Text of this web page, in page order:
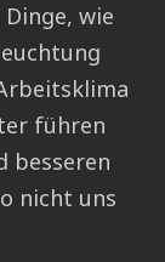
wie
führen
besseren
nicht uns